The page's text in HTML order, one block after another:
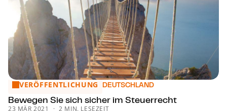
Bewegen Sie sich sicher im Steuerrecht
VERÖFFENTLICHUNG DEUTSCHLAND
Bewegen Sie sich sicher im Steuerrecht
23 MÄR 2021 2 MIN. LESEZEIT